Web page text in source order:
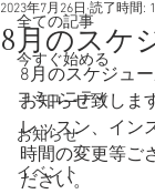
全ての記事
今すぐ始める
コミュニティ
お知らせ
イベント
8月のスケ
2023年7月26日 読了時間:
8月のスケジュ
お知らせ致しま
レッスン、イン
時間の変更等ご
ださい。